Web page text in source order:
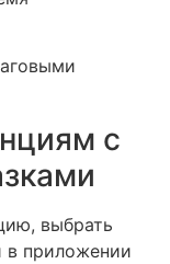
с
выбрать
в приложении